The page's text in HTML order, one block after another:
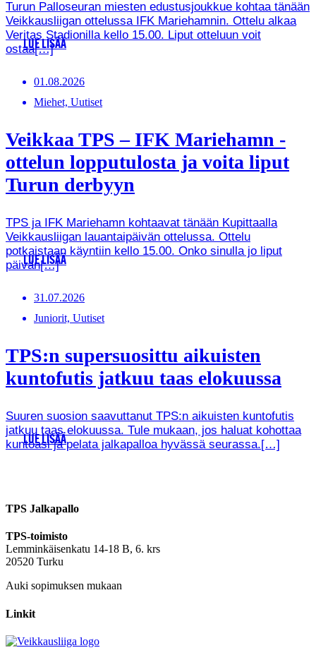
Turun Palloseuran miesten edustusjoukkue kohtaa tänään
Veikkausliigan ottelussa IFK Mariehamnin. Ottelu alkaa
Veritas Stadionilla kello 15.00. Liput otteluun voit
ostaa[…]
LUE LISÄÄ
01.08.2026
Miehet, Uutiset
Veikkaa TPS – IFK Mariehamn -
ottelun lopputulosta ja voita liput
Turun derbyyn
TPS ja IFK Mariehamn kohtaavat tänään Kupittaalla
Veikkausliigan lauantaipäivän ottelussa. Ottelu
potkaistaan käyntiin kello 15.00. Onko sinulla jo liput
päivän[…]
LUE LISÄÄ
31.07.2026
Juniorit, Uutiset
TPS:n supersuosittu aikuisten
kuntofutis jatkuu taas elokuussa
Suuren suosion saavuttanut TPS:n aikuisten kuntofutis
jatkuu taas elokuussa. Tule mukaan, jos haluat kohottaa
kuntoasi ja pelata jalkapalloa hyvässä seurassa.[…]
LUE LISÄÄ
TPS Jalkapallo
TPS-toimisto
Lemminkäisenkatu 14-18 B, 6. krs
20520 Turku
Auki sopimuksen mukaan
Linkit